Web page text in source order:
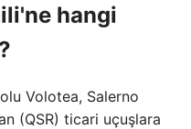
hangi
Volotea, Salerno
(QSR) ticari uçuşlara